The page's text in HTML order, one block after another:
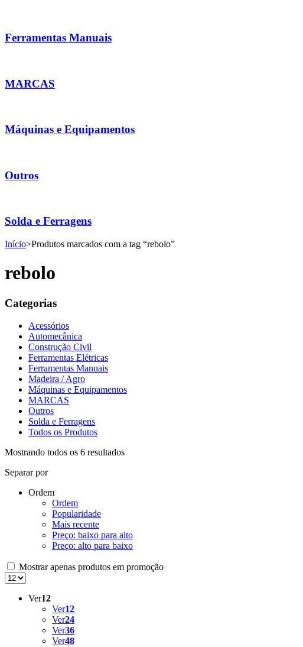
Ferramentas Manuais
MARCAS
Máquinas e Equipamentos
Outros
Solda e Ferragens
Início>Produtos marcados com a tag “rebolo”
rebolo
Categorias
Acessórios
Automecânica
Construção Civil
Ferramentas Elétricas
Ferramentas Manuais
Madeira / Agro
Máquinas e Equipamentos
MARCAS
Outros
Solda e Ferragens
Todos os Produtos
Mostrando todos os 6 resultados
Separar por
Ordem
Ordem
Popularidade
Mais recente
Preço: baixo para alto
Preço: alto para baixo
Mostrar apenas produtos em promoção
Ver12
Ver12
Ver24
Ver36
Ver48